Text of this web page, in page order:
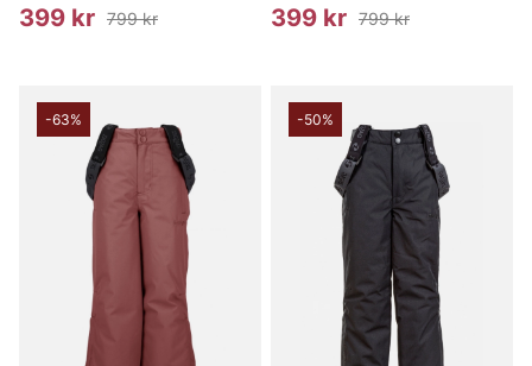
399 kr 799 kr 399 kr 799 kr
-63% -50%